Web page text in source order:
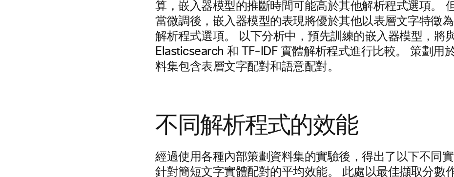
算，嵌入器模型的推斷時間可能高於其他解析程式選項。
當微調後，嵌入器模型的表現將優於其他以表層文字特徵
解析程式選項。 以下分析中，預先訓練的嵌入器模型，將
Elasticsearch 和 TF-IDF 實體解析程式進行比較。 策劃用
料集包含表層文字配對和語意配對。
不同解析程式的效能
經過使用各種內部策劃資料集的實驗後，得出了以下不同
針對簡短文字實體配對的平均效能。 此處以最佳擷取分數